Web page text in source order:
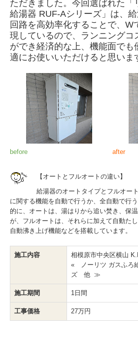
ただきました。今回選ばれた「
給湯器 RUF-Aシリーズ」は、
回路を高効率化することで、W
現しているので、ランニングコ
ができ経済的な上、機能面でも
適にお使いいただけると思いま
before after
【オートとフルオートの違い】
給湯器のオートタイプとフルオー
に関する機能を自動で行うか、全自動で行
的に、オートは、湯はりから追い焚き、保
が、フルオートは、それらに加えて自動た
自動沸き上げ機能などを搭載しています。
施工内容
相模原市中央区横山
« ノーリツ ガスふろ
ズ 他 ≫
施工期間 1日間
工事価格 27万円